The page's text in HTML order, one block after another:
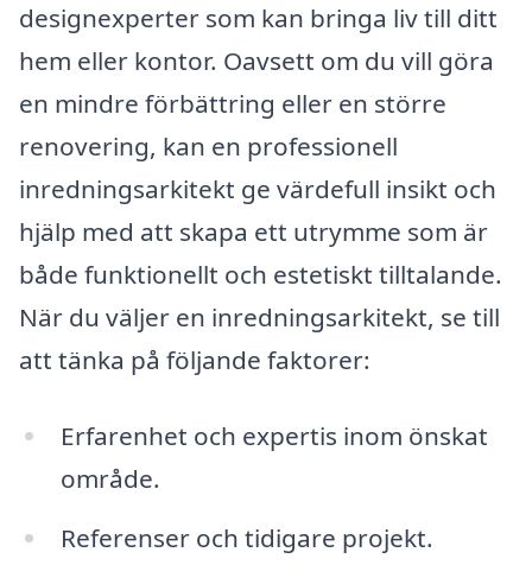
designexperter som kan bringa liv till ditt
hem eller kontor. Oavsett om du vill göra
en mindre förbättring eller en större
renovering, kan en professionell
inredningsarkitekt ge värdefull insikt och
hjälp med att skapa ett utrymme som är
både funktionellt och estetiskt tilltalande.
När du väljer en inredningsarkitekt, se till
att tänka på följande faktorer:
Erfarenhet och expertis inom önskat
område.
Referenser och tidigare projekt.